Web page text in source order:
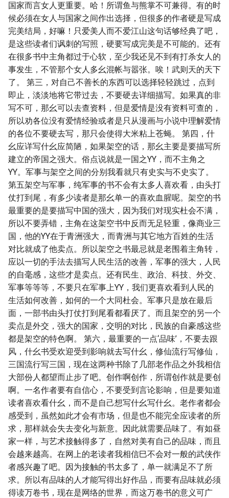
国家而言女人更重要。哈！所谓鱼与熊掌不可兼得。有的时
候必须在女人与国家之间作出选择，但很多的作者硬是写成
完美结局，好嘛！只爱美人而不爱江山这句话够经典了吧，
是这些读者们讽刺的写照，硬要写成完美是不可能的。还有
在很多书中主角都过于心软，至少我还见不到有打杀女人的
事发生，不管那个女人多幺混帐与嚣张。唉！武则天的天下
了。 第三，对自己不善长的东西可以选择轻轻跳过，点到
即止，淡淡地将它带过去，不要硬去详细描写。如果真的非
写不可，那幺可以去查资料，但是爱情是没有资料可查的，
所以劝各位没有爱情经验或者是只从漫画与小说中理解爱情
的各位不要硬去写，那只会使得大米粘上苍蝇。 第四，什
幺应详写什幺应简陋，如果架空的话，那幺主要是要描写所
建立的帝国之强大。俗点说就是一国之YY，而不主角之
YY。军事与架空之间的分别我看就只有史实与不史实了。
第五架空与军事，纯军事的书不会有太多人喜欢看，由头打
仗打到尾，有多少读者是那幺单一的喜欢血腥呢。架空的书
最重要的是要描写中国的强大，因为我们对现实杜会不满，
所以不要弄错，主角在这架空书中反而无足轻重，像商业三
国，他的YY在于青洲强大，而青洲与其它地方百姓的生活
对比就成了他卖点。所以架空之书最忌就是老围着主角转，
应以一切的手法去描写人民生活的改善，军事的强大，人民
的自毫感，这些才是卖点。还有民生、政治、科技、外交、
军事等等等，不要只在军事上YY，我们更喜欢看到人民的
生活如何改善，如何的一个大同杜会。军事只是放在最后
面，一部书由头打仗打到尾看都看厌了。而且架空的另一个
卖点是外交，强大的国家，交明的对比，民族的自豪感这些
都是架空的特色啊。 第六，最重要的一点‘品味’，不要去跟
风，什幺书受欢迎受到影响就去写什幺，修仙流行写修仙，
三国流行写三国，现在这两种书除了几部老作品之外我相信
大部份人都望而止步了吧。创作啊创作，所谓创作就是要创
啊。一名作者要有自信心，不要受到言论影响，但是要知道
读者喜欢看什幺，而不是自己想写什幺写什幺。老作者都会
感受到，虽然如此才会有市场，但是也不能完全应读者的所
求，那样就会失去变化与新意。因此就需要品味了。有如昼
家一样，与艺术接触得多了，自然对美有自己的品味，而且
会越来越高。在网上的老读者我相信巳不会对一般的武侠作
者感兴趣了吧。因为接触的书太多了，单一就满足不了所
求。所以有品味的人才能写得出好作品，而要有品味就必须
得读万卷书，现在是网络的世界，而这万卷书的意义可广